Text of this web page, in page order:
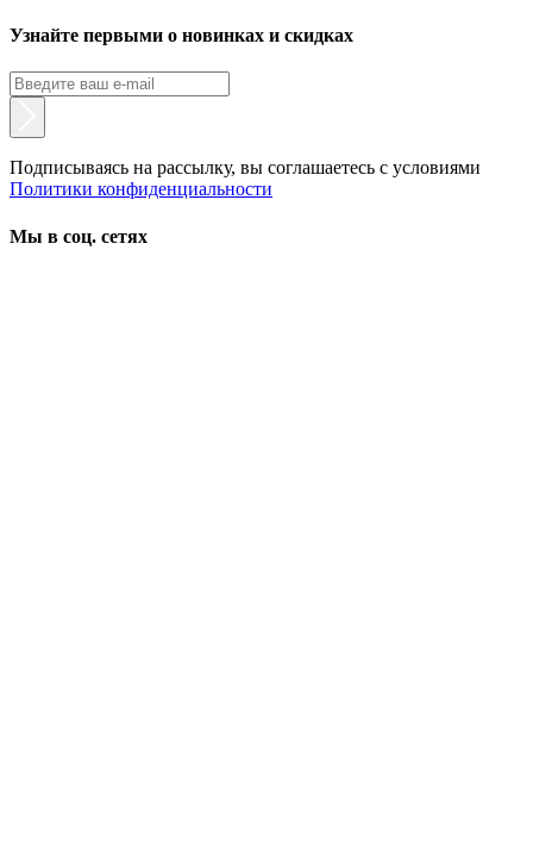
Узнайте первыми о новинках и скидках
Подписываясь на рассылку, вы соглашаетесь с условиями
Политики конфиденциальности
Мы в соц. сетях